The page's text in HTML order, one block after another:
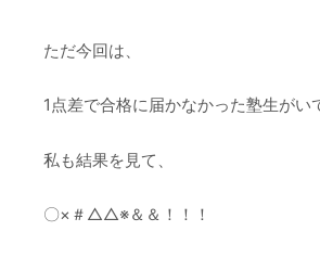
ただ今回は、
1点差で合格に届かなかった塾生がい
私も結果を見て、
〇×＃△△※＆＆！！！